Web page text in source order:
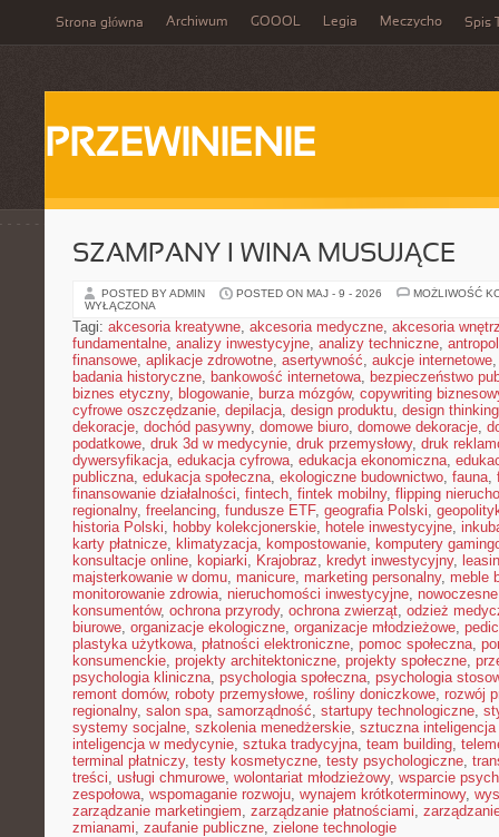
Strona główna Archiwum GOOOL Legia Meczycho Spis
PRZEWINIENIE
SZAMPANY I WINA MUSUJĄCE
POSTED BY ADMIN POSTED ON MAJ - 9 - 2026
MOŻLIWOŚĆ
WYŁĄCZONA
Tagi: akcesoria kreatywne, akcesoria medyczne, akcesoria
fundamentalne, analizy inwestycyjne, analizy techniczne,
finansowe, aplikacje zdrowotne, asertywność, aukcje internetowe
badania historyczne, bankowość internetowa, bezpieczeństwo
biznes etyczny, blogowanie, burza mózgów, copywriting
cyfrowe oszczędzanie, depilacja, design produktu, design thinking
dekoracje, dochód pasywny, domowe biuro, domowe dekoracje,
podatkowe, druk 3d w medycynie, druk przemysłowy, druk
dywersyfikacja, edukacja cyfrowa, edukacja ekonomiczna,
publiczna, edukacja społeczna, ekologiczne budownictwo, fauna,
finansowanie działalności, fintech, fintek mobilny, flipping
regionalny, freelancing, fundusze ETF, geografia Polski,
historia Polski, hobby kolekcjonerskie, hotele inwestycyjne,
karty płatnicze, klimatyzacja, kompostowanie, komputery
konsultacje online, kopiarki, Krajobraz, kredyt inwestycyjny,
majsterkowanie w domu, manicure, marketing personalny, meble
monitorowanie zdrowia, nieruchomości inwestycyjne,
konsumentów, ochrona przyrody, ochrona zwierząt, odzież
biurowe, organizacje ekologiczne, organizacje młodzieżowe,
plastyka użytkowa, płatności elektroniczne, pomoc społeczna,
konsumenckie, projekty architektoniczne, projekty społeczne,
psychologia kliniczna, psychologia społeczna, psychologia
remont domów, roboty przemysłowe, rośliny doniczkowe, rozwój
regionalny, salon spa, samorządność, startupy technologiczne,
systemy socjalne, szkolenia menedżerskie, sztuczna
inteligencja w medycynie, sztuka tradycyjna, team building,
terminal płatniczy, testy kosmetyczne, testy psychologiczne,
treści, usługi chmurowe, wolontariat młodzieżowy, wsparcie
zespołowa, wspomaganie rozwoju, wynajem krótkoterminowy,
zarządzanie marketingiem, zarządzanie płatnościami,
zmianami, zaufanie publiczne, zielone technologie